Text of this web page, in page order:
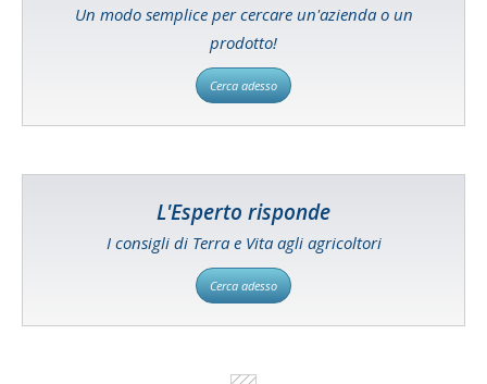
Un modo semplice per cercare un'azienda o un
prodotto!
Cerca adesso
L'Esperto risponde
I consigli di Terra e Vita agli agricoltori
Cerca adesso